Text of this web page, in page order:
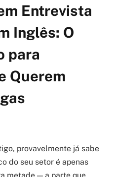
Entrevista
Inglês: O
para
Querem
provavelmente já sabe
do seu setor é apenas